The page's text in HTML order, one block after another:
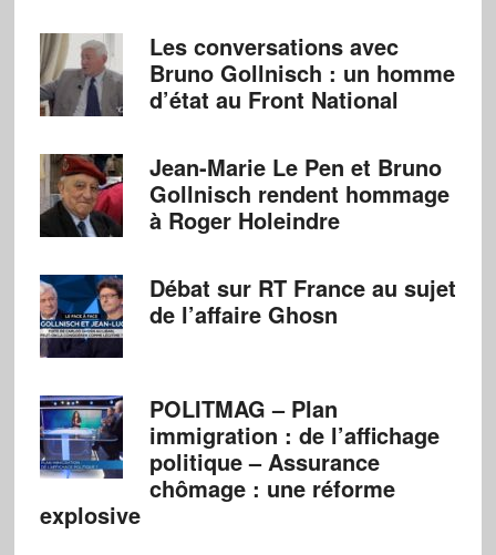
Les conversations avec
Bruno Gollnisch : un homme
d’état au Front National
Jean-Marie Le Pen et Bruno
Gollnisch rendent hommage
à Roger Holeindre
Débat sur RT France au sujet
de l’affaire Ghosn
POLITMAG – Plan
immigration : de l’affichage
politique – Assurance
chômage : une réforme
explosive